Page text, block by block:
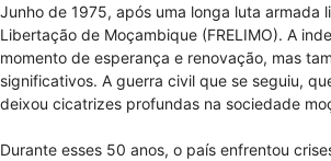
Junho de 1975, após uma longa luta armada
Libertação de Moçambique (FRELIMO). A
momento de esperança e renovação, mas
significativos. A guerra civil que se seguiu,
deixou cicatrizes profundas na sociedade
Durante esses 50 anos, o país enfrentou